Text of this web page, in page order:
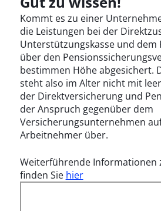
Kommt es zu einer
die Leistungen bei der
Unterstützungskasse und dem
über den
bestimmen Höhe abgesichert.
steht also im Alter nicht mit
der Direktversicherung und
der Anspruch gegenüber dem
Versicherungsunternehmen
Arbeitnehmer über.
Weiterführende Informationen
finden Sie hier